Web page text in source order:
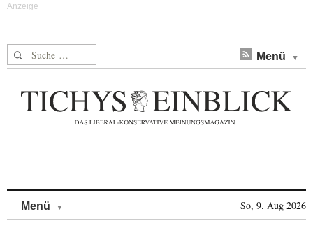
Suche nach: Menü
Menü So, 9. Aug 2026